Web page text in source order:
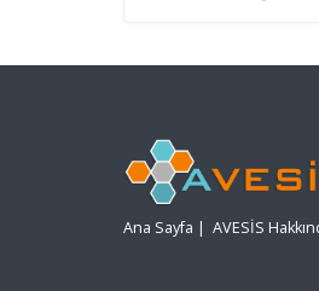
Ana Sayfa | AVESİS